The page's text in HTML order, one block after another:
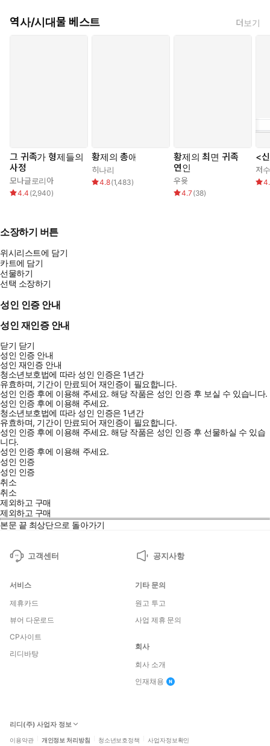
역사/시대물 베스트 더보기
그 귀족가 형제들의
사정
모나글로리아
4.4 (2,940)
황제의 총애
히나리
4.8(1,483)
황제의 최면 귀족
연인
우윳
4.7 (38)
<
저
소장하기 버튼
위시리스트에 담기
카트에 담기
선물하기
선택 소장하기
성인 인증 안내
성인 재인증 안내
닫기 닫기
성인 인증 안내
성인 재인증 안내
청소년보호법에 따라 성인 인증은 1년간
유효하며, 기간이 만료되어 재인증이 필요합니다.
성인 인증 후에 이용해 주세요.해당 작품은 성인 인증 후 보실 수 있습니다.
성인 인증 후에 이용해 주세요.
청소년보호법에 따라 성인 인증은 1년간
유효하며, 기간이 만료되어 재인증이 필요합니다.
성인 인증 후에 이용해 주세요.해당 작품은 성인 인증 후 선물하실 수 있습
니다.
성인 인증 후에 이용해 주세요.
성인 인증
성인 인증
취소
취소
제외하고 구매
제외하고 구매
본문 끝 최상단으로 돌아가기
고객센터 공지사항
서비스
제휴카드
뷰어 다운로드
CP사이트
리디바탕
기타 문의
원고 투고
사업 제휴 문의
회사
회사 소개
인재채용
리디(주) 사업자 정보
이용약관 개인정보 처리방침 청소년보호정책 사업자정보확인